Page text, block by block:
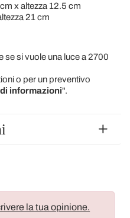
x altezza 12.5 cm
21 cm
se si vuole una luce a 2700
o per un preventivo
informazioni".
la tua opinione.